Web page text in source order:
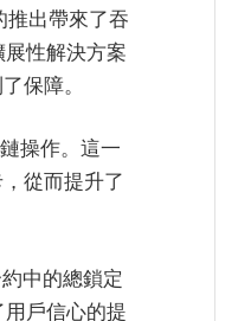
出帶來了吞
性解決方案
保障。
操作。這一
從而提升了
中的總鎖定
戶信心的提